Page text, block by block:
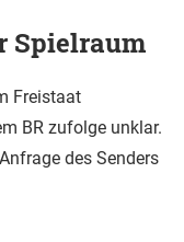
Spielraum
Freistaat
BR zufolge unklar.
des Senders